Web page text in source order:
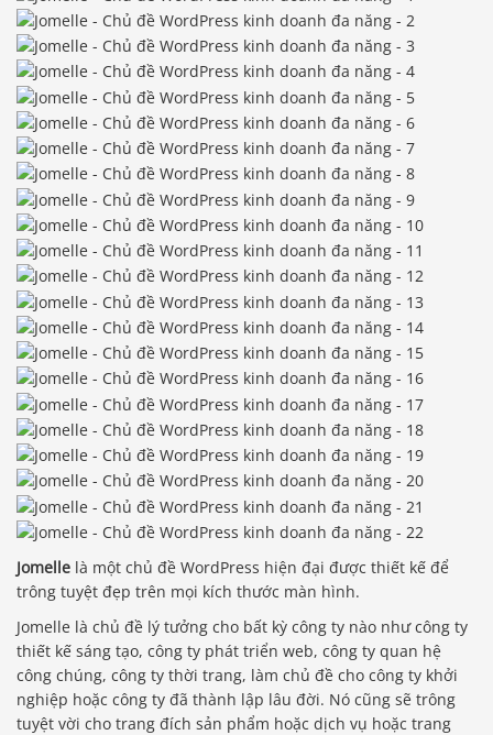
Jomelle là một chủ đề WordPress hiện đại được thiết kế để
trông tuyệt đẹp trên mọi kích thước màn hình.
Jomelle là chủ đề lý tưởng cho bất kỳ công ty nào như công ty
thiết kế sáng tạo, công ty phát triển web, công ty quan hệ
công chúng, công ty thời trang, làm chủ đề cho công ty khởi
nghiệp hoặc công ty đã thành lập lâu đời. Nó cũng sẽ trông
tuyệt vời cho trang đích sản phẩm hoặc dịch vụ hoặc trang